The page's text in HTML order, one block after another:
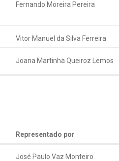
Fernando Moreira Pereira
Vitor Manuel da Silva Ferreira
Joana Martinha Queiroz Lemos
Representado por
José Paulo Vaz Monteiro